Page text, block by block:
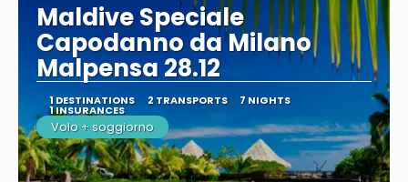
Maldive Speciale
Capodanno da Milano
Malpensa 28.12
1 DESTINATIONS 2 TRANSPORTS 7 NIGHTS
1 INSURANCES
Volo + soggiorno